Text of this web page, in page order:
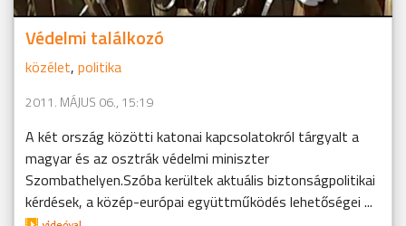
Védelmi találkozó
közélet, politika
2011. MÁJUS 06., 15:19
A két ország közötti katonai kapcsolatokról tárgyalt a
magyar és az osztrák védelmi miniszter
Szombathelyen.Szóba kerültek aktuális biztonságpolitikai
kérdések, a közép-európai együttműködés lehetőségei ...